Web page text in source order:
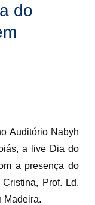
do
Auditório Nabyh
a live Dia do
a presença do
Prof. Ld.
Madeira.